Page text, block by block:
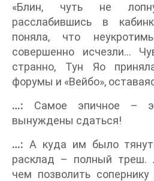
«Блин, чуть не
расслабившись в
поняла, что
совершенно исчезли…
странно, Тун Яо
форумы и «Вейбо»,
…: Самое эпичное –
вынуждены сдаться!
…: А куда им было
расклад – полный треш.
чем позволить